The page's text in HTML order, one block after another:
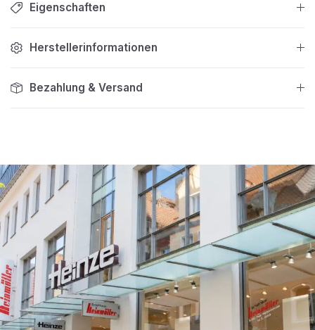
Eigenschaften
Herstellerinformationen
Bezahlung & Versand